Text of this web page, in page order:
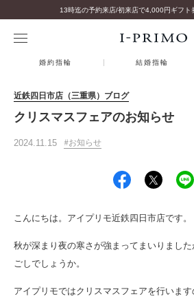
婚約指輪 結婚指輪
近鉄四日市店（三重県）ブログ
クリスマスフェアのお知らせ
2024.11.15 お知らせ
こんにちは。アイプリモ近鉄四日市店です。
秋が深まり夜の寒さが強まってまいりまし
ごしでしょうか。
アイプリモではクリスマスフェアを行いま